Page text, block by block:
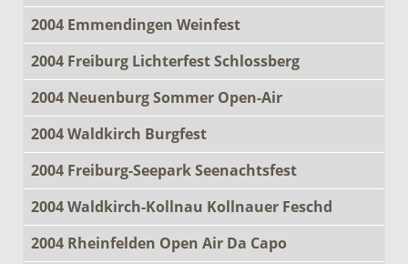
2004 Emmendingen Weinfest
2004 Freiburg Lichterfest Schlossberg
2004 Neuenburg Sommer Open-Air
2004 Waldkirch Burgfest
2004 Freiburg-Seepark Seenachtsfest
2004 Waldkirch-Kollnau Kollnauer Feschd
2004 Rheinfelden Open Air Da Capo